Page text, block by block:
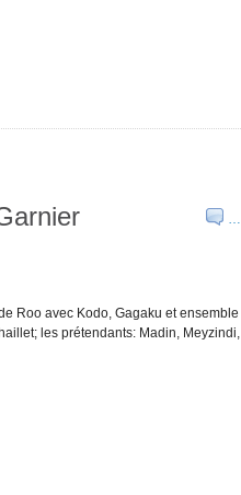
…
Roo avec Kodo, Gagaku et ensemble
les prétendants: Madin, Meyzindi,